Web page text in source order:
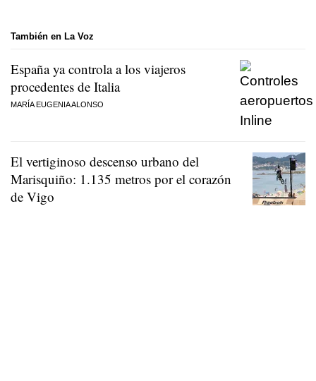
También en La Voz
España ya controla a los viajeros
procedentes de Italia
MARÍA EUGENIA ALONSO
El vertiginoso descenso urbano del
Marisquiño: 1.135 metros por el corazón
de Vigo